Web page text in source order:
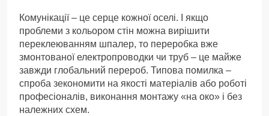
Комунікації – це серце кожної оселі. І якщо
проблеми з кольором стін можна вирішити
переклеюванням шпалер, то переробка вже
змонтованої електропроводки чи труб – це майже
завжди глобальний перероб. Типова помилка –
спроба зекономити на якості матеріалів або роботі
професіоналів, виконання монтажу «на око» і без
належних схем.